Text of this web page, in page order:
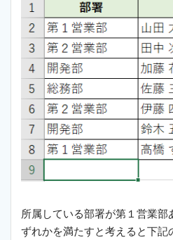
所属している部署が第１営業部
ずれかを満たすと考えると下記